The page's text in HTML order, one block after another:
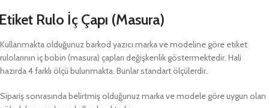
Rulo İç Çapı (Masura)
Kullanmakta olduğunuz barkod yazıcı marka ve modeline göre etiket
rulolarının iç bobin (masura) çapları değişkenlik göstermektedir. Hali
hazırda 4 farklı ölçü bulunmakta. Bunlar standart ölçülerdir.
Sipariş sonrasında belirtmiş olduğunuz marka ve modele göre uygun olan